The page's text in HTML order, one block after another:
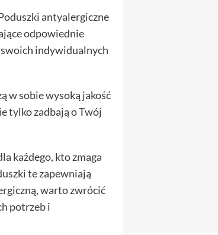
antyalergiczne
odpowiednie
indywidualnych
w sobie wysoką jakość
tylko zadbają o Twój
każdego, kto zmaga
te zapewniają
warto zwrócić
potrzeb i